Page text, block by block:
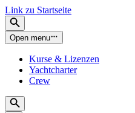
Link zu Startseite
Open menu
Kurse & Lizenzen
Yachtcharter
Crew